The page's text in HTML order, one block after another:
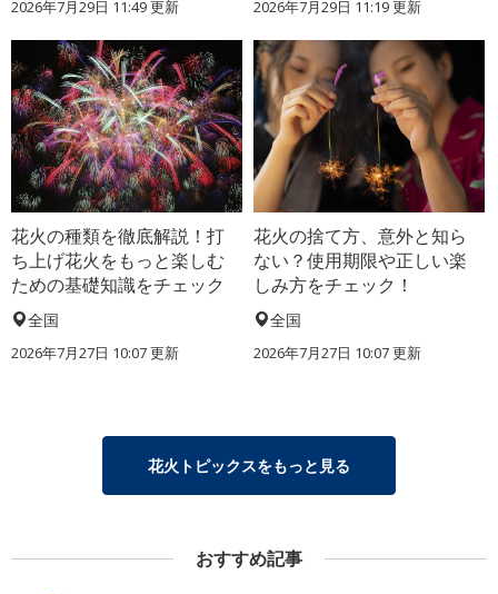
2026年7月29日 11:49 更新 2026年7月29日 11:19 更新
花火の種類を徹底解説！打
ち上げ花火をもっと楽しむ
ための基礎知識をチェック
全国
2026年7月27日 10:07 更新
花火の捨て方、意外と知ら
ない？使用期限や正しい楽
しみ方をチェック！
全国
2026年7月27日 10:07 更新
花火トピックスをもっと見る
おすすめ記事